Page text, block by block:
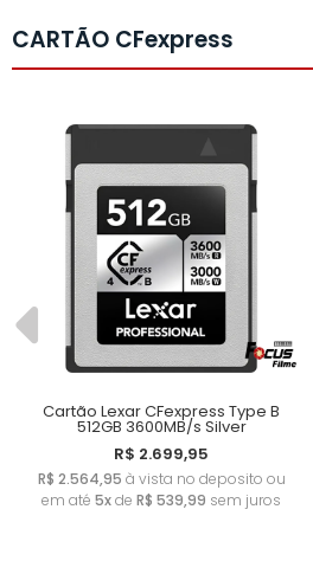
CARTÃO CFexpress
Cartão Lexar CFexpress Type B
512GB 3600MB/s Silver
R$ 2.699,95
R$ 2.564,95 à vista no deposito ou
em até 5xde R$ 539,99 sem juros